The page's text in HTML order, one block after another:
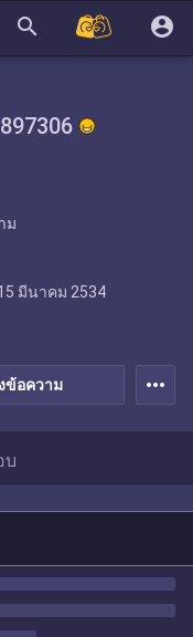
search account_circle
ม
ข้อความ
มีนาคม 2534
more_horiz
บ